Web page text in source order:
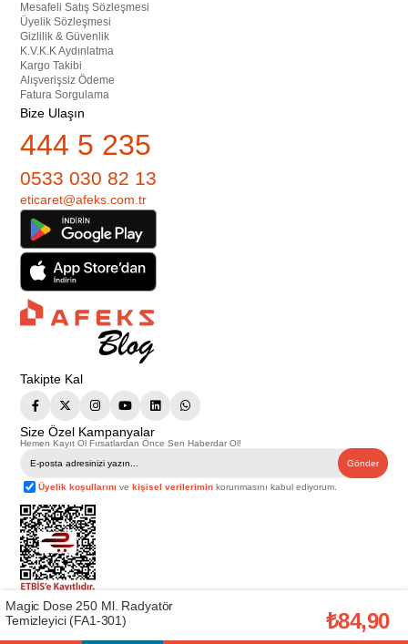
Mesafeli Satış Sözleşmesi
Üyelik Sözleşmesi
Gizlilik & Güvenlik
K.V.K.K Aydınlatma
Kargo Takibi
Alışverişsiz Ödeme
Fatura Sorgulama
Bize Ulaşın
444 5 235
0533 030 82 13
eticaret@afeks.com.tr
Takipte Kal
Size Özel Kampanyalar
Hemen Kayıt Ol Fırsatlardan Önce Sen Haberdar Ol!
Gönder
Üyelik koşullarını vekişisel verilerimin korunmasını kabul ediyorum.
Telif Hakkı © 2026Afeks Yapı Market
. Tüm hakları saklıdır.
Bu web sitesindeki tüm ürünler ticari amaçlıdır. Web sitemizde yer alan
görsel ve yazılı içerikler firmamıza ait olup, firmamızın yazılı izni alınmadan
Magic Dose 250 Ml. Radyatör
Temizleyici (FA1-301)
₺84,90